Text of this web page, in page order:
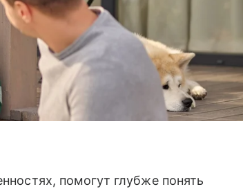
помогут глубже понять